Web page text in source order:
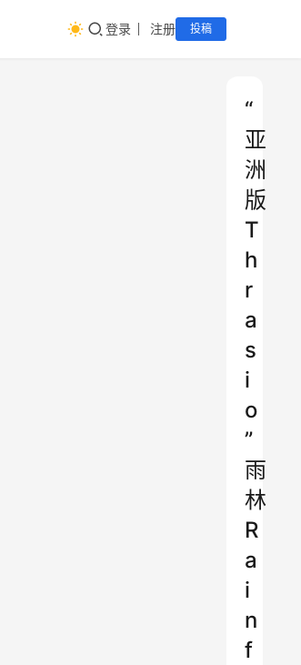
登录 注册 投稿
“
亚
洲
版
T
h
r
a
s
i
o
”
雨
林
R
a
i
n
f